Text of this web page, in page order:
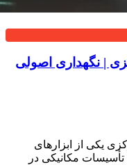
| نگهداری اصولی
یکی از ابزارهای
مکانیکی در